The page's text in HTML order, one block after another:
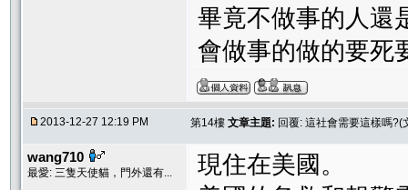
畢竟不做事的人還
會做事的做的要死
2013-12-27 12:19 PM 第14樓 文章主題: 回覆: 這社會需要這樣嗎?(
wang710
最愛: 三隻天使貓，門外還有...
現住在美國。